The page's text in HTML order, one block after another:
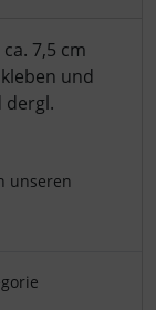
7,5 cm
und
dergl.
unseren
innerhalb